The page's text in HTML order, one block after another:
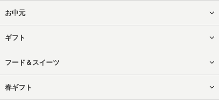
お中元
ギフト
フード＆スイーツ
春ギフト